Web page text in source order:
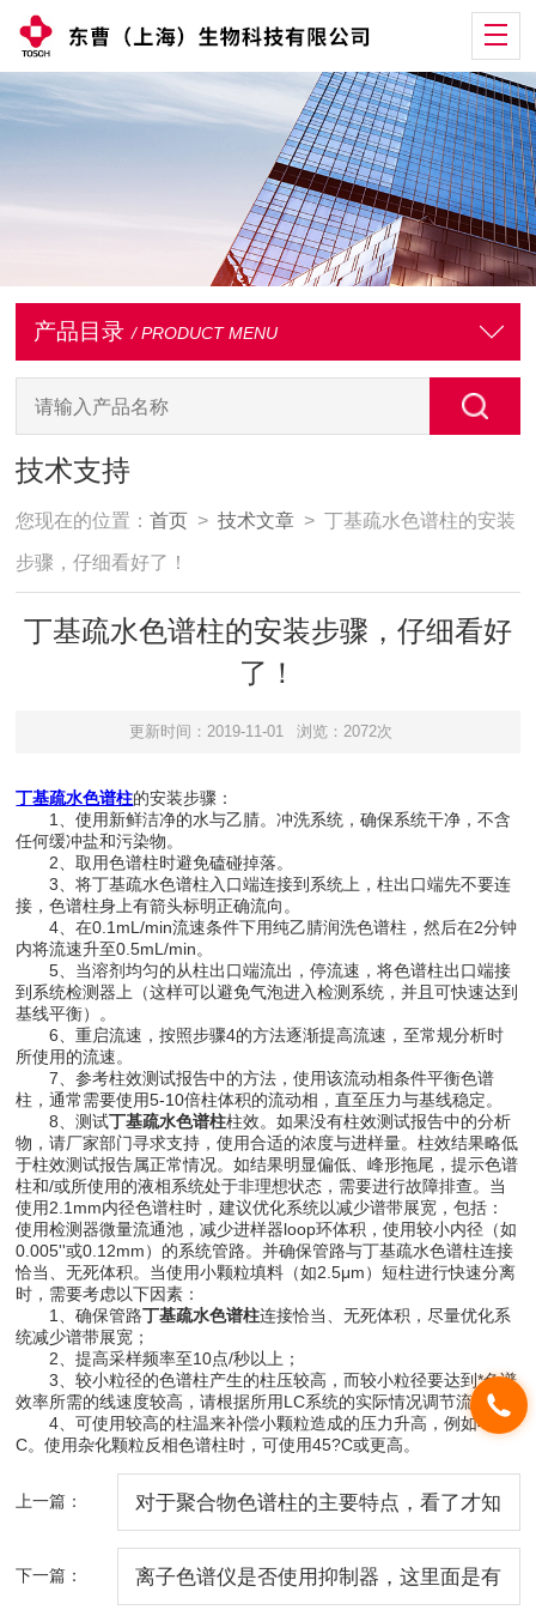
产品目录 / PRODUCT MENU
技术支持
您现在的位置：首页 >技术文章 > 丁基疏水色谱柱的安装
步骤，仔细看好了！
丁基疏水色谱柱的安装步骤，仔细看好
了！
更新时间：2019-11-01 浏览：2072次
丁基疏水色谱柱的安装步骤：
1、使用新鲜洁净的水与乙腈。冲洗系统，确保系统干净，不含
任何缓冲盐和污染物。
2、取用色谱柱时避免磕碰掉落。
3、将丁基疏水色谱柱入口端连接到系统上，柱出口端先不要连
接，色谱柱身上有箭头标明正确流向。
4、在0.1mL/min流速条件下用纯乙腈润洗色谱柱，然后在2分钟
内将流速升至0.5mL/min。
5、当溶剂均匀的从柱出口端流出，停流速，将色谱柱出口端接
到系统检测器上（这样可以避免气泡进入检测系统，并且可快速达到
基线平衡）。
6、重启流速，按照步骤4的方法逐渐提高流速，至常规分析时
所使用的流速。
7、参考柱效测试报告中的方法，使用该流动相条件平衡色谱
柱，通常需要使用5-10倍柱体积的流动相，直至压力与基线稳定。
8、测试丁基疏水色谱柱柱效。如果没有柱效测试报告中的分析
物，请厂家部门寻求支持，使用合适的浓度与进样量。柱效结果略低
于柱效测试报告属正常情况。如结果明显偏低、峰形拖尾，提示色谱
柱和/或所使用的液相系统处于非理想状态，需要进行故障排查。当
使用2.1mm内径色谱柱时，建议优化系统以减少谱带展宽，包括：
使用检测器微量流通池，减少进样器loop环体积，使用较小内径（如
0.005''或0.12mm）的系统管路。并确保管路与丁基疏水色谱柱连接
恰当、无死体积。当使用小颗粒填料（如2.5μm）短柱进行快速分离
时，需要考虑以下因素：
1、确保管路丁基疏水色谱柱连接恰当、无死体积，尽量优化系
统减少谱带展宽；
2、提高采样频率至10点/秒以上；
3、较小粒径的色谱柱产生的柱压较高，而较小粒径要达到*色谱
效率所需的线速度较高，请根据所用LC系统的实际情况调节流速；
4、可使用较高的柱温来补偿小颗粒造成的压力升高，例如40?
C。使用杂化颗粒反相色谱柱时，可使用45?C或更高。
上一篇： 对于聚合物色谱柱的主要特点，看了才知
下一篇： 离子色谱仪是否使用抑制器，这里面是有